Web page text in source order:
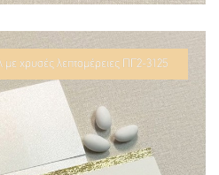
χρυσές λεπτομέρειες ΠΓ2-3125